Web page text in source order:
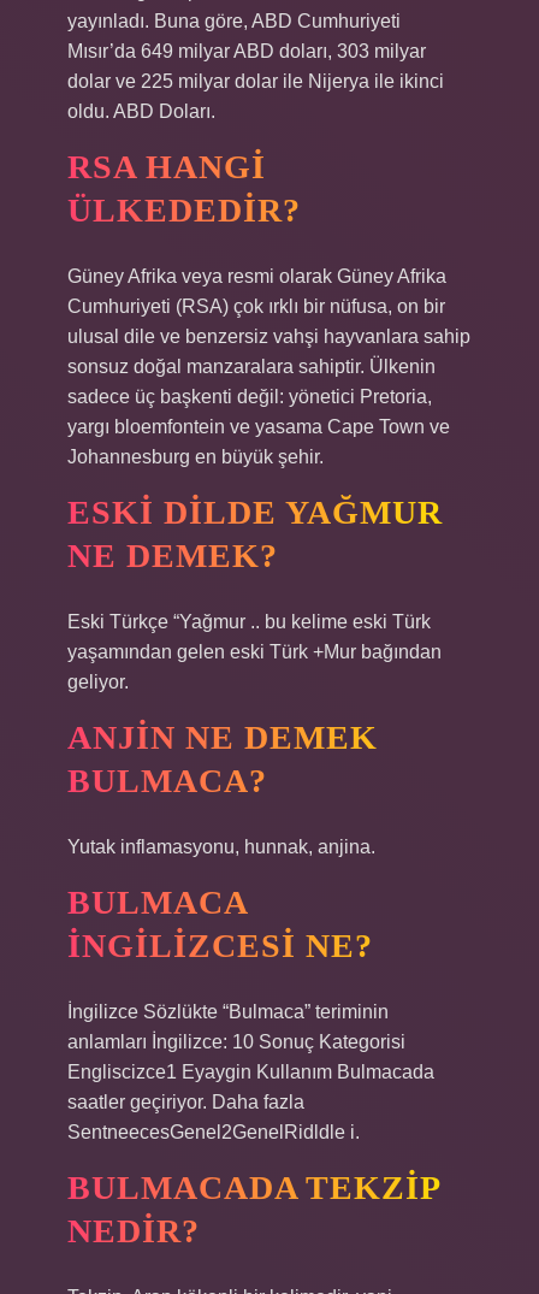
yayınladı. Buna göre, ABD Cumhuriyeti
Mısır’da 649 milyar ABD doları, 303 milyar
dolar ve 225 milyar dolar ile Nijerya ile ikinci
oldu. ABD Doları.
RSA HANGI
ÜLKEDEDIR?
Güney Afrika veya resmi olarak Güney Afrika
Cumhuriyeti (RSA) çok ırklı bir nüfusa, on bir
ulusal dile ve benzersiz vahşi hayvanlara sahip
sonsuz doğal manzaralara sahiptir. Ülkenin
sadece üç başkenti değil: yönetici Pretoria,
yargı bloemfontein ve yasama Cape Town ve
Johannesburg en büyük şehir.
ESKI DILDE YAĞMUR
NE DEMEK?
Eski Türkçe “Yağmur .. bu kelime eski Türk
yaşamından gelen eski Türk +Mur bağından
geliyor.
ANJIN NE DEMEK
BULMACA?
Yutak inflamasyonu, hunnak, anjina.
BULMACA
INGILIZCESI NE?
İngilizce Sözlükte “Bulmaca” teriminin
anlamları İngilizce: 10 Sonuç Kategorisi
Engliscizce1 Eyaygin Kullanım Bulmacada
saatler geçiriyor. Daha fazla
SentneecesGenel2GenelRidldle i.
BULMACADA TEKZIP
NEDIR?